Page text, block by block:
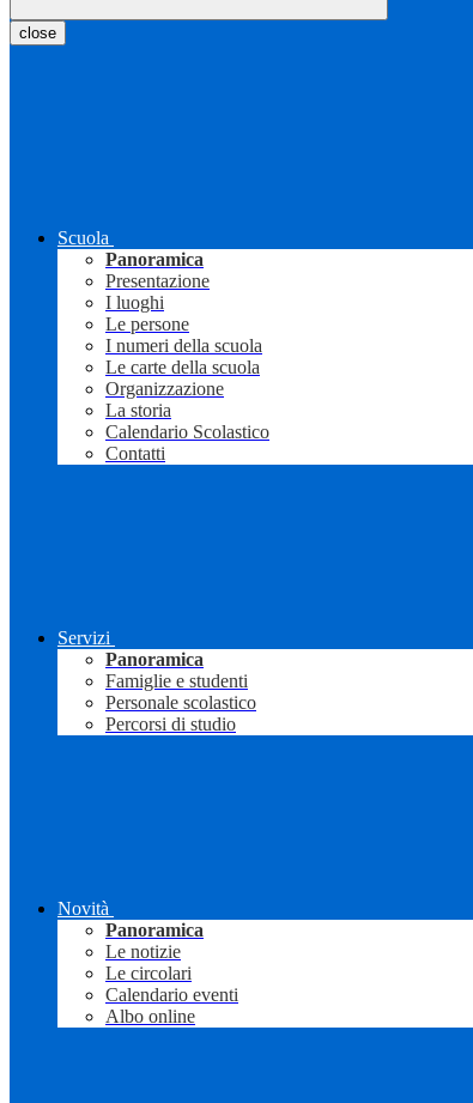
close
Scuola
Panoramica
Presentazione
I luoghi
Le persone
I numeri della scuola
Le carte della scuola
Organizzazione
La storia
Calendario Scolastico
Contatti
Servizi
Panoramica
Famiglie e studenti
Personale scolastico
Percorsi di studio
Novità
Panoramica
Le notizie
Le circolari
Calendario eventi
Albo online